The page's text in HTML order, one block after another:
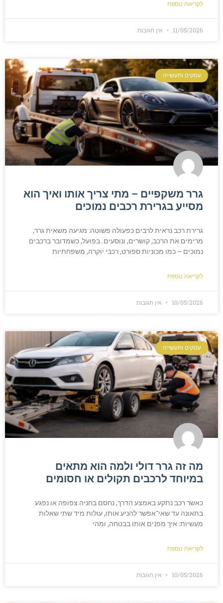
לקריאה נוספת
11/05/2026 אין תגובות
עסקים ותעשייה
גרר משקפיים – מתי צריך אותו ואיך הוא
מסייע בגרירת רכבים נמוכים
גרירת רכב נראית לרבים כפעולה פשוטה: מגיעה משאית גרר,
מרימים את הרכב, קושרים, ונוסעים. בפועל, כשמדובר ברכבים
נמוכים – כמו מכוניות ספורט, רכבי יוקרה, משפחתיות
לקריאה נוספת
10/05/2026 אין תגובות
עסקים ותעשייה
מה זה גרר דולי ולמה הוא מתאים
במיוחד לרכבים תקולים או חסומים
כאשר רכב נתקע באמצע הדרך, נחסם בחניה צפופה או נפגע
בתאונה עד שאי־אפשר להניע אותו, עולות מיד שתי שאלות
מעשיות: איך מפנים אותו בבטחה, ומהי
לקריאה נוספת
10/05/2026 אין תגובות